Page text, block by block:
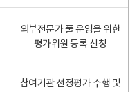
외부전문가 풀 운영을 위한
평가위원 등록 신청
참여기관 선정평가 수행 및